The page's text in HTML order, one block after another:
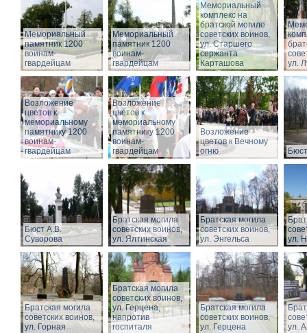
Мемориальный
памятник 1200
воинам-
гвардейцам
Мемориальный
памятник 1200
воинам-
гвардейцам
Мемориальный
комплекс на
братской могиле
советских воинов,
ул. Старшего
сержанта
Карташова
ул.
Возложение
цветов к
мемориальному
памятнику 1200
воинам-
гвардейцам
Возложение
цветов к
мемориальному
памятнику 1200
воинам-
гвардейцам
Возложение
цветов к Вечному
огню
Бюст А.В.
Суворова
Братская могила
советских воинов,
ул. Ялтинская
Братская могила
советских воинов,
ул. Энгельса
ул.
Братская могила
советских воинов,
ул. Горная
Братская могила
советских воинов,
ул. Герцена,
напротив
госпиталя
Братская могила
советских воинов,
ул. Герцена
ул.